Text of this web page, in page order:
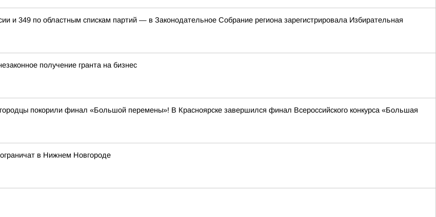
и 349 по областным спискам партий — в Законодательное Собрание региона зарегистрировала Избирательная
получение гранта на бизнес
покорили финал «Большой перемены»! В Красноярске завершился финал Всероссийского конкурса «Большая
в Нижнем Новгороде